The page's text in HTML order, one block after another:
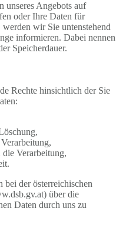
unseres Angebots auf
oder Ihre Daten für
wir Sie untenstehend
informieren. Dabei nennen
Speicherdauer.
Rechte hinsichtlich der Sie
Verarbeitung,
bei der österreichischen
über die
Daten durch uns zu